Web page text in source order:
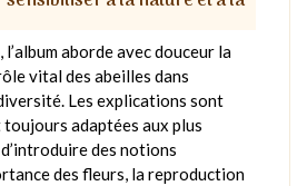
aborde avec douceur la
vital des abeilles dans
Les explications sont
toujours adaptées aux plus
des notions
des fleurs, la reproduction